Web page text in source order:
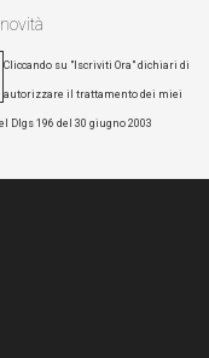
Cliccando su "Iscriviti Ora" dichiari di
autorizzare il trattamento dei miei
Dlgs 196 del 30 giugno 2003